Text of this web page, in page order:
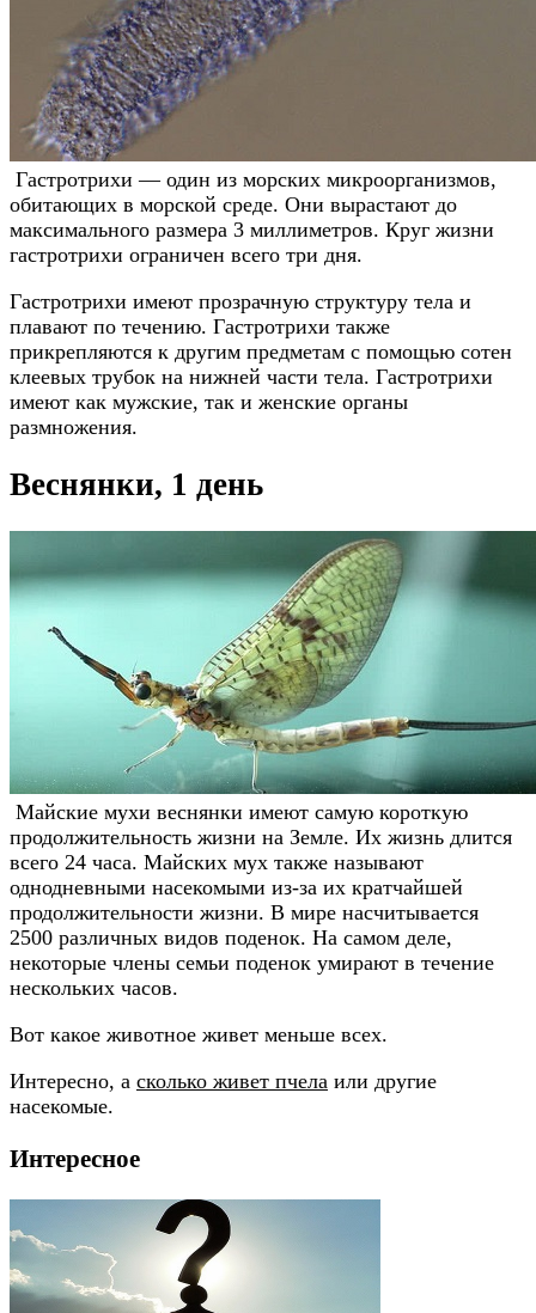
Гастротрихи — один из морских микроорганизмов,
обитающих в морской среде. Они вырастают до
максимального размера 3 миллиметров. Круг жизни
гастротрихи ограничен всего три дня.
Гастротрихи имеют прозрачную структуру тела и
плавают по течению. Гастротрихи также
прикрепляются к другим предметам с помощью сотен
клеевых трубок на нижней части тела. Гастротрихи
имеют как мужские, так и женские органы
размножения.
Веснянки, 1 день
Майские мухи веснянки имеют самую короткую
продолжительность жизни на Земле. Их жизнь длится
всего 24 часа. Майских мух также называют
однодневными насекомыми из-за их кратчайшей
продолжительности жизни. В мире насчитывается
2500 различных видов поденок. На самом деле,
некоторые члены семьи поденок умирают в течение
нескольких часов.
Вот какое животное живет меньше всех.
Интересно, а сколько живет пчела или другие
насекомые.
Интересное